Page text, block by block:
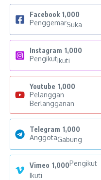
Facebook 1,000
PenggemarSuka
Instagram 1,000
PengikutIkuti
Youtube 1,000
Pelanggan
Berlangganan
Telegram 1,000
AnggotaGabung
Vimeo 1,000Pengikut
Ikuti